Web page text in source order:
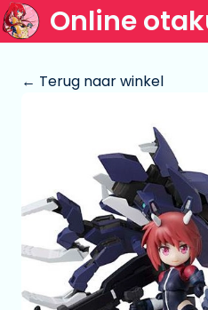
Online
← Terug naar winkel